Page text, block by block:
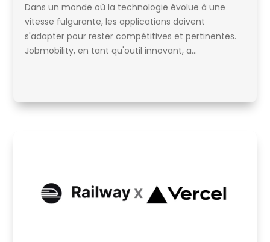
Dans un monde où la technologie évolue à une
vitesse fulgurante, les applications doivent
s'adapter pour rester compétitives et pertinentes.
Jobmobility, en tant qu'outil innovant, a...